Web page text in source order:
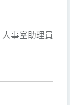
人事室助理員